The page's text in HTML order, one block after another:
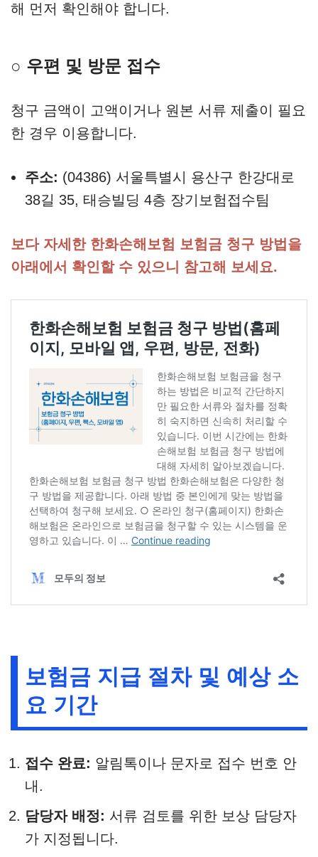
해 먼저 확인해야 합니다.
○ 우편 및 방문 접수
청구 금액이 고액이거나 원본 서류 제출이 필요
한 경우 이용합니다.
주소: (04386) 서울특별시 용산구 한강대로
38길 35, 태승빌딩 4층 장기보험접수팀
보다 자세한 한화손해보험 보험금 청구 방법을
아래에서 확인할 수 있으니 참고해 보세요.
보험금 지급 절차 및 예상 소
요 기간
접수 완료: 알림톡이나 문자로 접수 번호 안
내.
담당자 배정: 서류 검토를 위한 보상 담당자
가 지정됩니다.